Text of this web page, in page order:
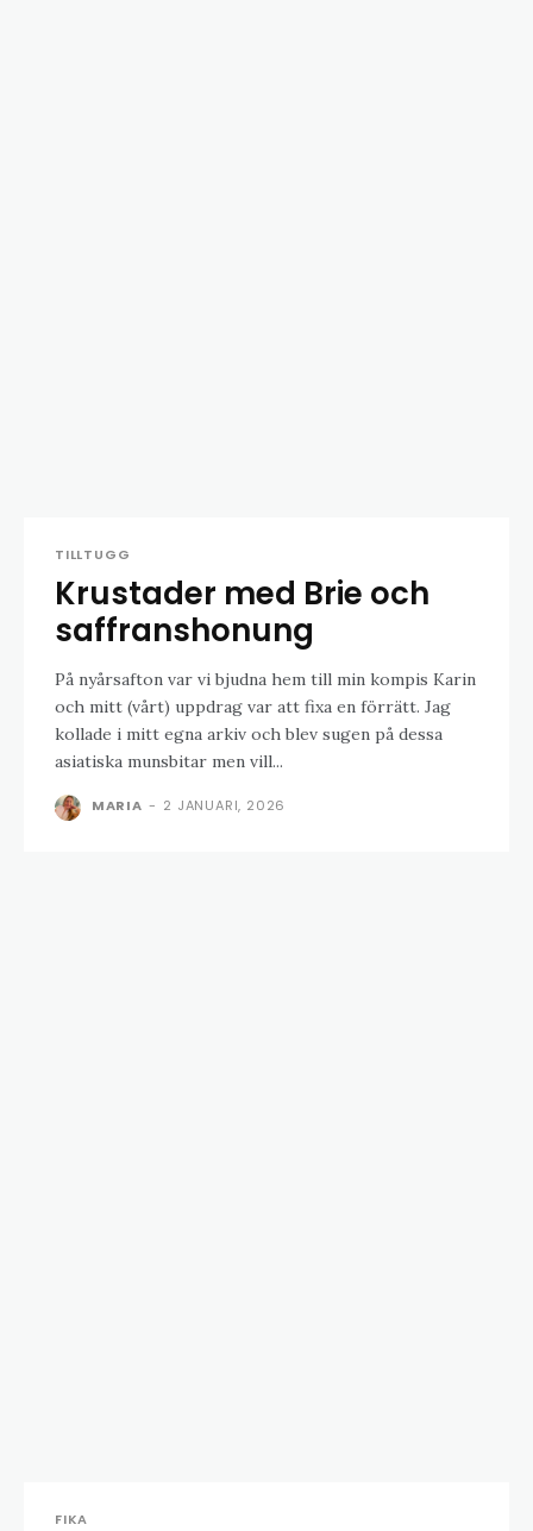
TILLTUGG
Krustader med Brie och
saffranshonung
På nyårsafton var vi bjudna hem till min kompis Karin
och mitt (vårt) uppdrag var att fixa en förrätt. Jag
kollade i mitt egna arkiv och blev sugen på dessa
asiatiska munsbitar men vill...
MARIA - 2 JANUARI, 2026
FIKA